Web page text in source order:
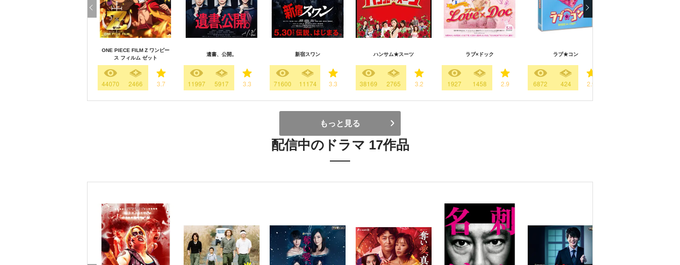
ONE PIECE FILM Z ワンピー
ス フィルム ゼット
44070 2466 3.7
遺書、公開。
11997 5917 3.3
新宿スワン
71600 11174 3.3
ハンサム★スーツ
38169 2765 3.2
ラブ×ドック
1927 1458 2.9
ラブ★コン
6872 424 2.9
もっと見る
配信中のドラマ 17作品